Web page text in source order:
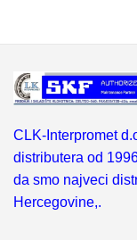
CLK-Interpromet
distributera od
da smo najveci
Hercegovine,.